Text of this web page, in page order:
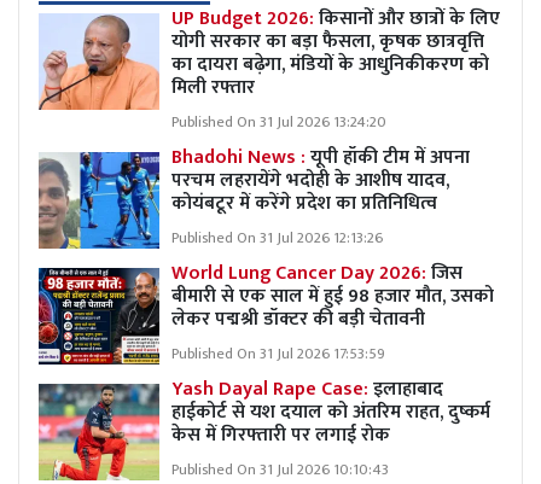
UP Budget 2026:किसानों और छात्रों के लिए
योगी सरकार का बड़ा फैसला, कृषक छात्रवृत्ति
का दायरा बढ़ेगा, मंडियों के आधुनिकीकरण को
मिली रफ्तार
Published On 31 Jul 2026 13:24:20
Bhadohi News :यूपी हॉकी टीम में अपना
परचम लहरायेंगे भदोही के आशीष यादव,
कोयंबटूर में करेंगे प्रदेश का प्रतिनिधित्व
Published On 31 Jul 2026 12:13:26
World Lung Cancer Day 2026:जिस
बीमारी से एक साल में हुई 98 हजार मौत, उसको
लेकर पद्मश्री डॉक्टर की बड़ी चेतावनी
Published On 31 Jul 2026 17:53:59
Yash Dayal Rape Case:इलाहाबाद
हाईकोर्ट से यश दयाल को अंतरिम राहत, दुष्कर्म
केस में गिरफ्तारी पर लगाई रोक
Published On 31 Jul 2026 10:10:43